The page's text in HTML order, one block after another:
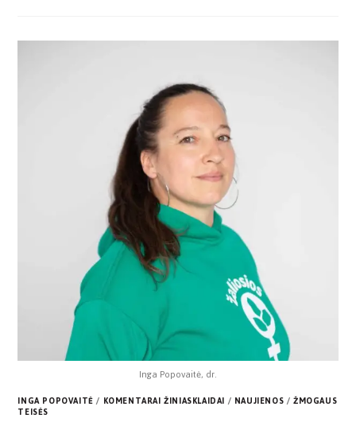
Inga Popovaitė, dr.
INGA POPOVAITĖ/ KOMENTARAI ŽINIASKLAIDAI/ NAUJIENOS/ŽMOGAUS
TEISĖS